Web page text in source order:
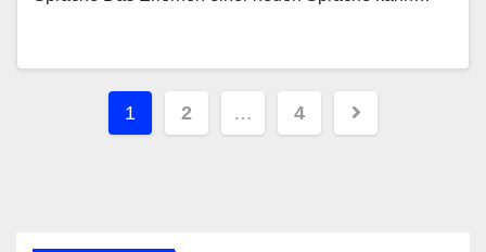
Seitennummerierung
1 2 … 4